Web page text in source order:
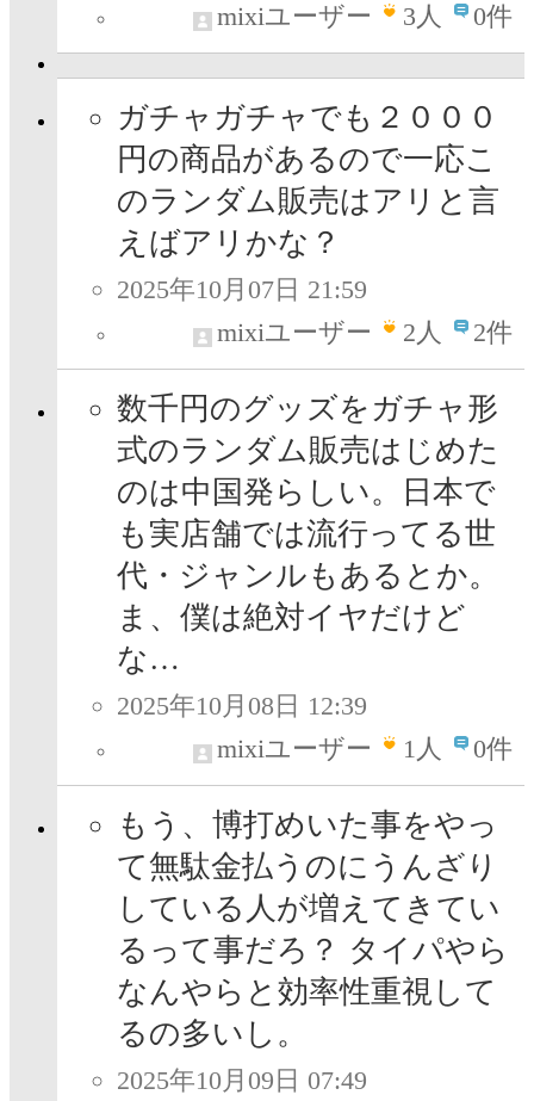
mixiユーザー
3人 0件
ガチャガチャでも２０００
円の商品があるので一応こ
のランダム販売はアリと言
えばアリかな？
2025年10月07日 21:59
mixiユーザー
2人 2件
数千円のグッズをガチャ形
式のランダム販売はじめた
のは中国発らしい。日本で
も実店舗では流行ってる世
代・ジャンルもあるとか。
ま、僕は絶対イヤだけど
な…
2025年10月08日 12:39
mixiユーザー
1人 0件
もう、博打めいた事をやっ
て無駄金払うのにうんざり
している人が増えてきてい
るって事だろ？ タイパやら
なんやらと効率性重視して
るの多いし。
2025年10月09日 07:49